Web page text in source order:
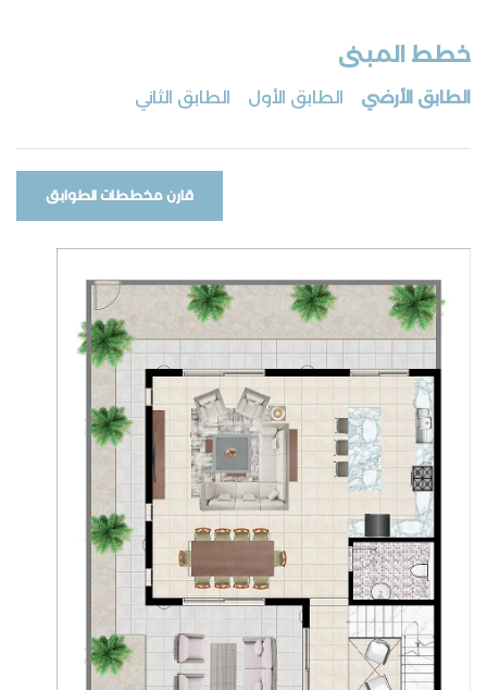
خطط المبنى
الطابق الأرضي الطابق الأول الطابق الثاني
قارن مخططات الطوابق